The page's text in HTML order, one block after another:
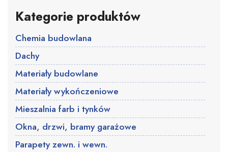
Kategorie produktów
Chemia budowlana
Dachy
Materiały budowlane
Materiały wykończeniowe
Mieszalnia farb i tynków
Okna, drzwi, bramy garażowe
Parapety zewn. i wewn.